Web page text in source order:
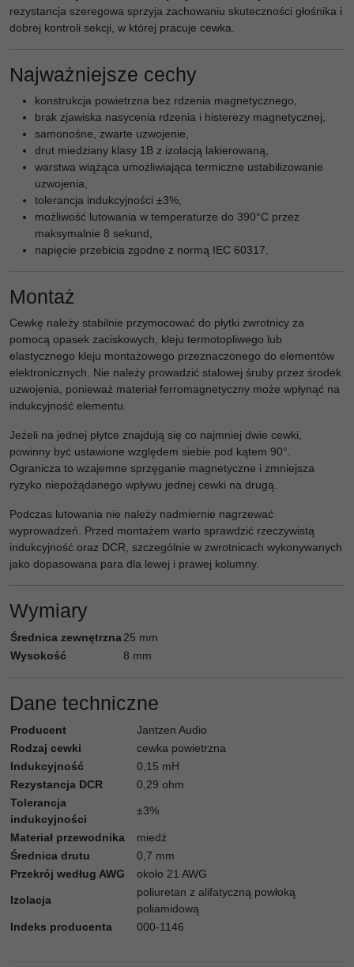
rezystancja szeregowa sprzyja zachowaniu skuteczności głośnika i
dobrej kontroli sekcji, w której pracuje cewka.
Najważniejsze cechy
konstrukcja powietrzna bez rdzenia magnetycznego,
brak zjawiska nasycenia rdzenia i histerezy magnetycznej,
samonośne, zwarte uzwojenie,
drut miedziany klasy 1B z izolacją lakierowaną,
warstwa wiążąca umożliwiająca termiczne ustabilizowanie
uzwojenia,
tolerancja indukcyjności ±3%,
możliwość lutowania w temperaturze do 390°C przez
maksymalnie 8 sekund,
napięcie przebicia zgodne z normą IEC 60317.
Montaż
Cewkę należy stabilnie przymocować do płytki zwrotnicy za
pomocą opasek zaciskowych, kleju termotopliwego lub
elastycznego kleju montażowego przeznaczonego do elementów
elektronicznych. Nie należy prowadzić stalowej śruby przez środek
uzwojenia, ponieważ materiał ferromagnetyczny może wpłynąć na
indukcyjność elementu.
Jeżeli na jednej płytce znajdują się co najmniej dwie cewki,
powinny być ustawione względem siebie pod kątem 90°.
Ogranicza to wzajemne sprzęganie magnetyczne i zmniejsza
ryzyko niepożądanego wpływu jednej cewki na drugą.
Podczas lutowania nie należy nadmiernie nagrzewać
wyprowadzeń. Przed montażem warto sprawdzić rzeczywistą
indukcyjność oraz DCR, szczególnie w zwrotnicach wykonywanych
jako dopasowana para dla lewej i prawej kolumny.
Wymiary
Średnica zewnętrzna25 mm
Wysokość
8 mm
Dane techniczne
Producent
Jantzen Audio
Rodzaj cewki
cewka powietrzna
Indukcyjność
0,15 mH
Rezystancja DCR
0,29 ohm
Tolerancja
indukcyjności
±3%
Materiał przewodnika
miedź
Średnica drutu
0,7 mm
Przekrój według AWG
około 21 AWG
Izolacja
poliuretan z alifatyczną powłoką
poliamidową
Indeks producenta
000-1146